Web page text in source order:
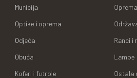
Municija
Optike i oprema
Odjeća
Obuća
Koferi i futrole
Ranci i
Lampe
Ostala